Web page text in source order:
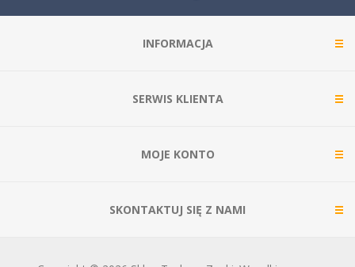
INFORMACJA
SERWIS KLIENTA
MOJE KONTO
SKONTAKTUJ SIĘ Z NAMI